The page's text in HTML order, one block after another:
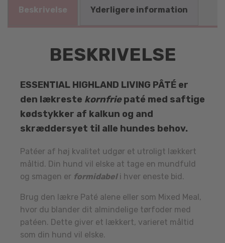
Beskrivelse Yderligere information
BESKRIVELSE
ESSENTIAL HIGHLAND LIVING PÂTÉ er
den lækreste kornfriepaté med saftige
kødstykker af kalkun og and
skræddersyet til alle hundes behov.
Patéer af høj kvalitet udgør et utroligt lækkert
måltid. Din hund vil elske at tage en mundfuld
og smagen er formidabeli hver eneste bid.
Brug den lækre Paté alene eller som Mixed Meal,
hvor du blander dit almindelige tørfoder med
patéen. Dette giver et lækkert, varieret måltid
som din hund vil elske.